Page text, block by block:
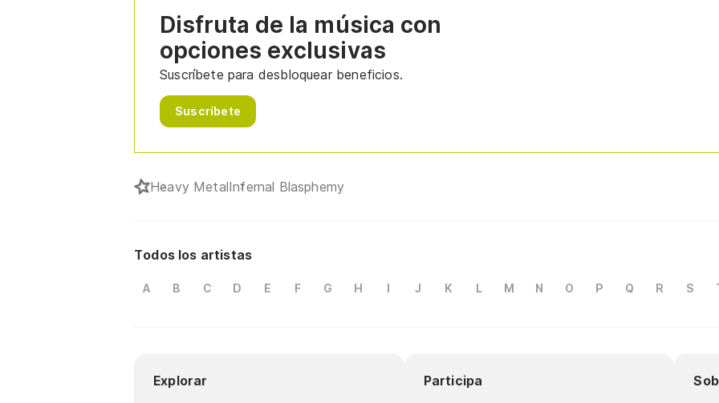
Disfruta de la música con
opciones exclusivas
Suscríbete para desbloquear beneficios.
Suscríbete
Heavy MetalInfernal Blasphemy
Todos los artistas
A B C D E F G H I J K L M N O P Q R S
Explorar Participa